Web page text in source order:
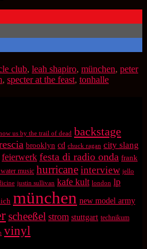
club, leah shapiro, münchen, peter
, specter at the feast, tonhalle
us by the trail of dead backstage
brooklyn cd chuck ragan city slang
feierwerk festa di radio onda frank
music hurricane interview jello
justin sullivan kafe kult london lp
münchen new model army
scheeßel strom stuttgart technikum
vinyl